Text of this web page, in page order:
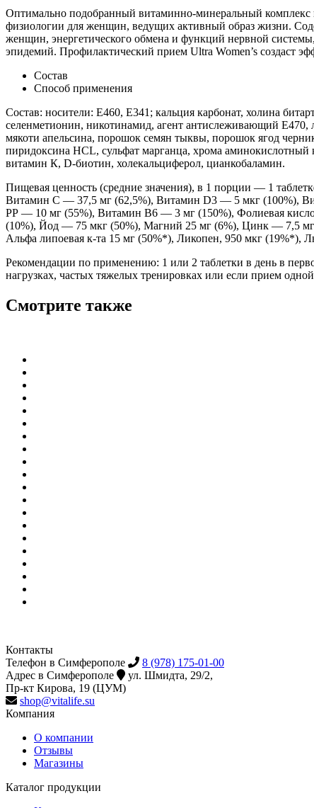
Оптимально подобранный витаминно-минеральный комплекс
физиологии для женщин, ведущих активный образ жизни.
женщин, энергетического обмена и функций нервной
эпидемий. Профилактический прием Ultra Women’s создаст
Состав
Способ применения
Состав: носители: E460, E341; кальция карбонат, холина
селенметионин, никотинамид, агент антислеживающий Е470,
мякоти апельсина, порошок семян тыквы, порошок ягод
пиридоксина HCL, сульфат марганца, хрома аминокислотный
витамин К, D-биотин, холекальциферол, цианкобаламин.
Пищевая ценность (средние значения), в 1 порции — 1
Витамин C — 37,5 мг (62,5%), Витамин D3 — 5 мкг (100%),
РР — 10 мг (55%), Витамин B6 — 3 мг (150%), Фолиевая
(10%), Йод — 75 мкг (50%), Магний 25 мг (6%), Цинк — 7,5
Альфа липоевая к-та 15 мг (50%*), Ликопен, 950 мкг (19%*),
Рекомендации по применению: 1 или 2 таблетки в день в
нагрузках, частых тяжелых тренировках или если прием
Смотрите также
Контакты
Телефон в Симферополе
8 (978) 175-01-00
Адрес в Симферополе
ул. Шмидта, 29/2,
Пр-кт Кирова, 19 (ЦУМ)
shop@vitalife.su
Компания
О компании
Отзывы
Магазины
Каталог продукции